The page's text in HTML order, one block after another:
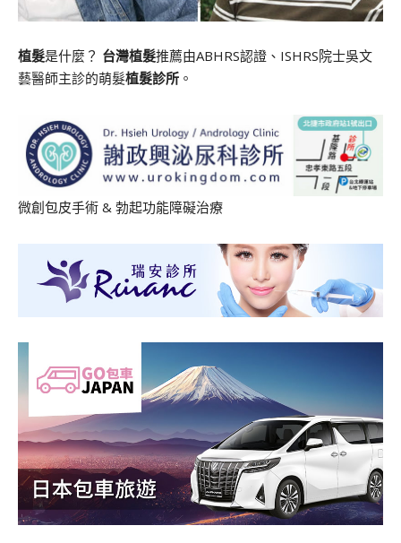
植髮是什麼？ 台灣植髮推薦由ABHRS認證、ISHRS院士吳文
藝醫師主診的萌髮植髮診所 。
微創包皮手術 & 勃起功能障礙治療